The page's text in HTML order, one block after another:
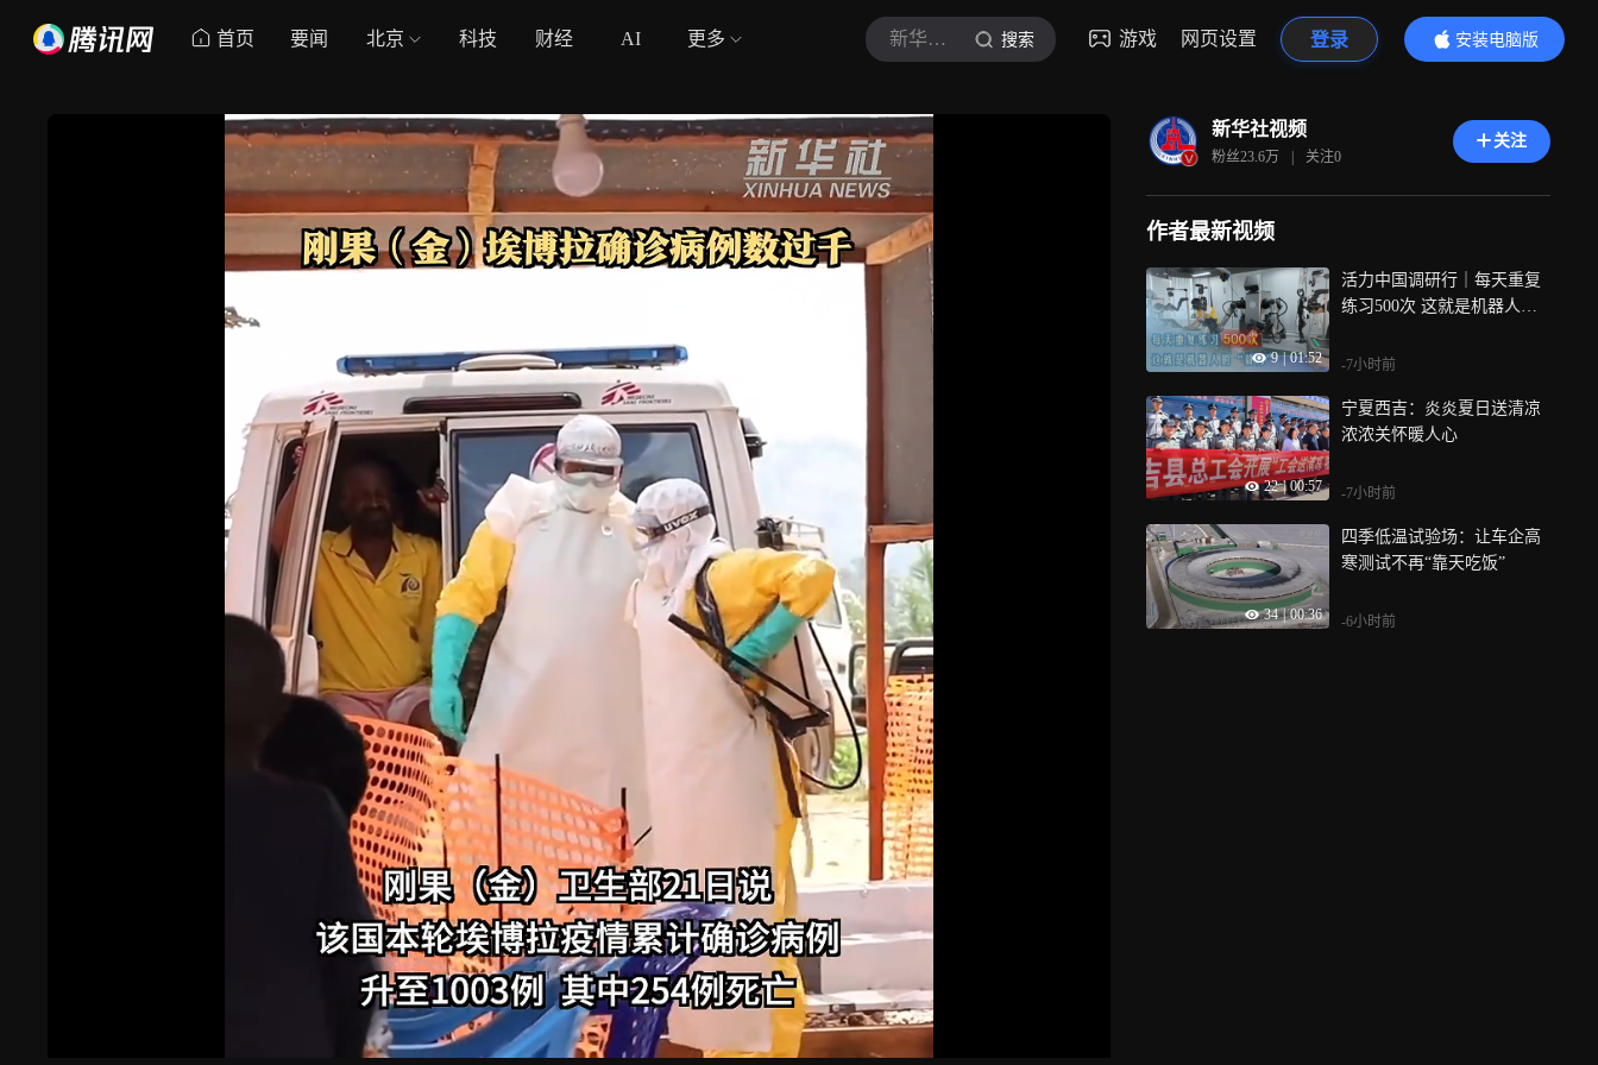
首页 要闻 北京 科技 财经 AI 更多 新华社视频 搜索 游戏 网页设置 登录
安装电脑版
内容更精彩
新华社视频
粉丝23.6万 | 关注0
关注
作者最新视频
9 | 01:52
活力中国调研行｜每天重复
练习500次 这就是机器人的
-7小时前
22 | 00:57
宁夏西吉：炎炎夏日送清凉
浓浓关怀暖人心
-7小时前
34 | 00:36
四季低温试验场：让车企高
寒测试不再“靠天吃饭”
-6小时前